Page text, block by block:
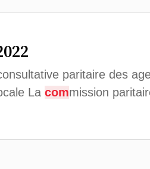
paritaire des
La commission